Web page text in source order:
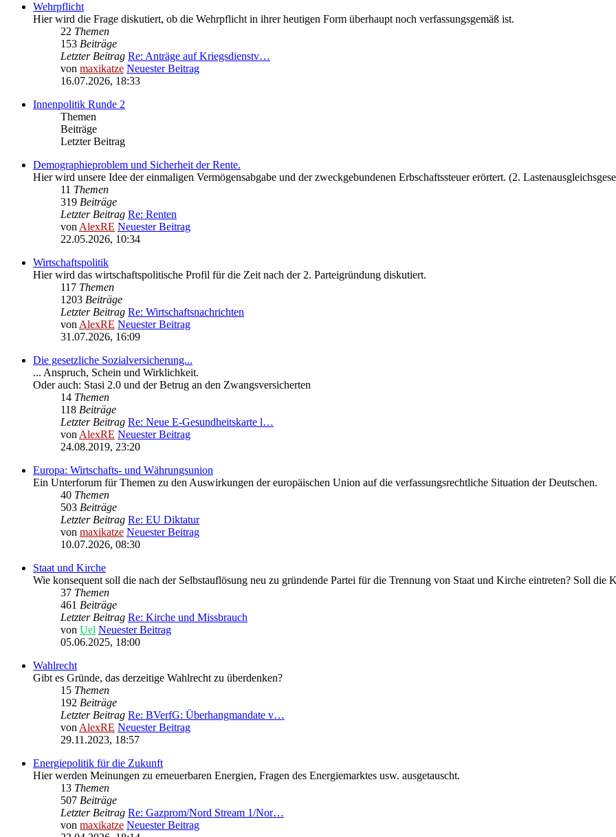
Wehrpflicht
Hier wird die Frage diskutiert, ob die Wehrpflicht in ihrer heutigen Form überhaupt noch verfassungsgemäß ist.
22 Themen
153 Beiträge
Letzter Beitrag Re: Anträge auf Kriegsdienstv…
von maxikatze Neuester Beitrag
16.07.2026, 18:33
Innenpolitik Runde 2
Themen
Beiträge
Letzter Beitrag
Demographieproblem und Sicherheit der Rente.
Hier wird unsere Idee der einmaligen Vermögensabgabe und der zweckgebundenen Erbschaftssteuer erörtert. (2.
11 Themen
319 Beiträge
Letzter Beitrag Re: Renten
vonAlexRE Neuester Beitrag
22.05.2026, 10:34
Wirtschaftspolitik
Hier wird das wirtschaftspolitische Profil für die Zeit nach der 2. Parteigründung diskutiert.
117 Themen
1203 Beiträge
Letzter Beitrag Re: Wirtschaftsnachrichten
vonAlexRE Neuester Beitrag
31.07.2026, 16:09
Die gesetzliche Sozialversicherung...
... Anspruch, Schein und Wirklichkeit.
Oder auch: Stasi 2.0 und der Betrug an den Zwangsversicherten
14 Themen
118 Beiträge
Letzter Beitrag Re: Neue E-Gesundheitskarte l…
vonAlexRE Neuester Beitrag
24.08.2019, 23:20
Europa: Wirtschafts- und Währungsunion
Ein Unterforum für Themen zu den Auswirkungen der europäischen Union auf die verfassungsrechtliche Situation der Deutschen.
40 Themen
503 Beiträge
Letzter Beitrag Re: EU Diktatur
von maxikatze Neuester Beitrag
10.07.2026, 08:30
Staat und Kirche
Wie konsequent soll die nach der Selbstauflösung neu zu gründende Partei für die Trennung von Staat und Kirche eintreten? Soll die
37 Themen
461 Beiträge
Letzter Beitrag Re: Kirche und Missbrauch
von Uel Neuester Beitrag
05.06.2025, 18:00
Wahlrecht
Gibt es Gründe, das derzeitige Wahlrecht zu überdenken?
15 Themen
192 Beiträge
Letzter Beitrag Re: BVerfG: Überhangmandate v…
vonAlexRE Neuester Beitrag
29.11.2023, 18:57
Energiepolitik für die Zukunft
Hier werden Meinungen zu erneuerbaren Energien, Fragen des Energiemarktes usw. ausgetauscht.
13 Themen
507 Beiträge
Letzter Beitrag Re: Gazprom/Nord Stream 1/Nor…
von maxikatze Neuester Beitrag